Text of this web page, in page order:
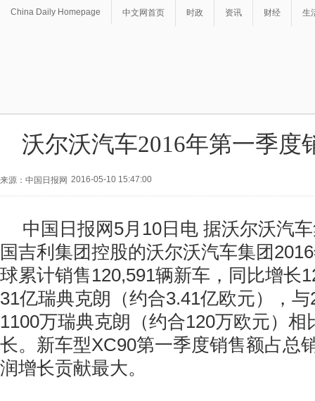
China Daily Homepage 中文网首页 时政 资讯 财经 生
沃尔沃汽车2016年第一季度
来源：中国日报网 2016-05-10 15:47:00
中国日报网5月10日电 据沃尔沃汽
国吉利集团控股的沃尔沃汽车集团
球累计销售120,591辆新车，同比增长
31亿瑞典克朗（约合3.41亿欧元），
1100万瑞典克朗（约合120万欧元）相
长。新车型XC90第一季度销售额占总
润增长贡献最大。